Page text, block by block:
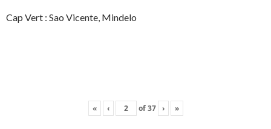
Cap Vert : Sao Vicente, Mindelo
« ‹ of37 › »